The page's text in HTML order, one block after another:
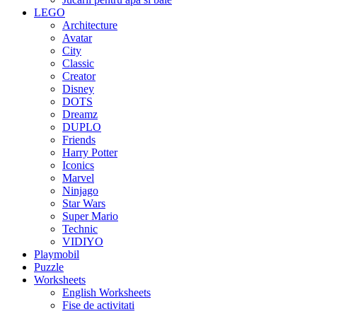
LEGO
Architecture
Avatar
City
Classic
Creator
Disney
DOTS
Dreamz
DUPLO
Friends
Harry Potter
Iconics
Marvel
Ninjago
Star Wars
Super Mario
Technic
VIDIYO
Playmobil
Puzzle
Worksheets
English Worksheets
Fise de activitati